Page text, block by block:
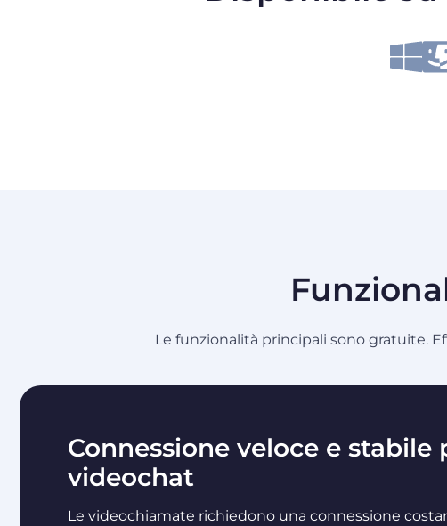
Le funzionalità principali sono gratuite.
Connessione veloce e stabile
videochat
Le videochiamate richiedono una connessione